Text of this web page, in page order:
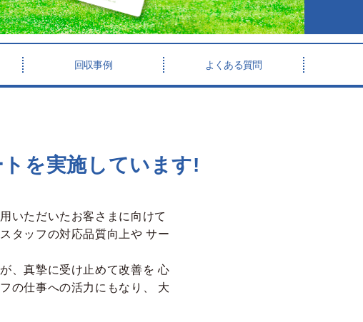
回収事例 よくある質問
を実施しています!
いただいたお客さまに向けて
タッフの対応品質向上や サー
、真摯に受け止めて改善を 心
の仕事への活力にもなり、
大